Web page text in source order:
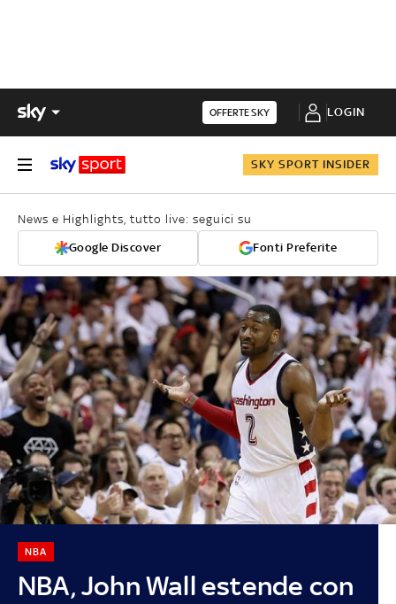
OFFERTE SKY LOGIN
SKY SPORT INSIDER
News e Highlights, tutto live: seguici su
Google Discover Fonti Preferite
NBA, John Wall estende con
NBA